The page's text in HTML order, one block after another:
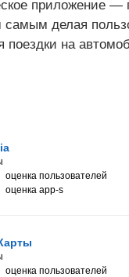
приложение —
делая
поездки на
оценка пользователей
оценка app-s
оценка пользователей